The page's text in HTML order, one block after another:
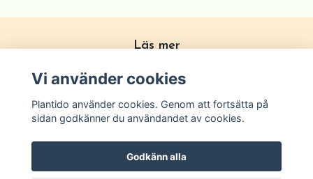
Läs mer
Köpvillkor
Kontakta oss
Vi använder cookies
Plantido använder cookies. Genom att fortsätta på
sidan godkänner du användandet av cookies.
Godkänn alla